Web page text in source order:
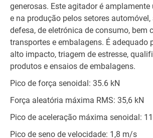
generosas. Este agitador é amplamente
e na produção pelos setores automóvel,
defesa, de eletrónica de consumo, bem
transportes e embalagens. É adequado
alto impacto, triagem de estresse,
produtos e ensaios de embalagens.
Pico de força senoidal: 35.6 kN
Força aleatória máxima RMS: 35,6 kN
Pico de aceleração máxima senoidal:
Pico de seno de velocidade: 1,8 m/s